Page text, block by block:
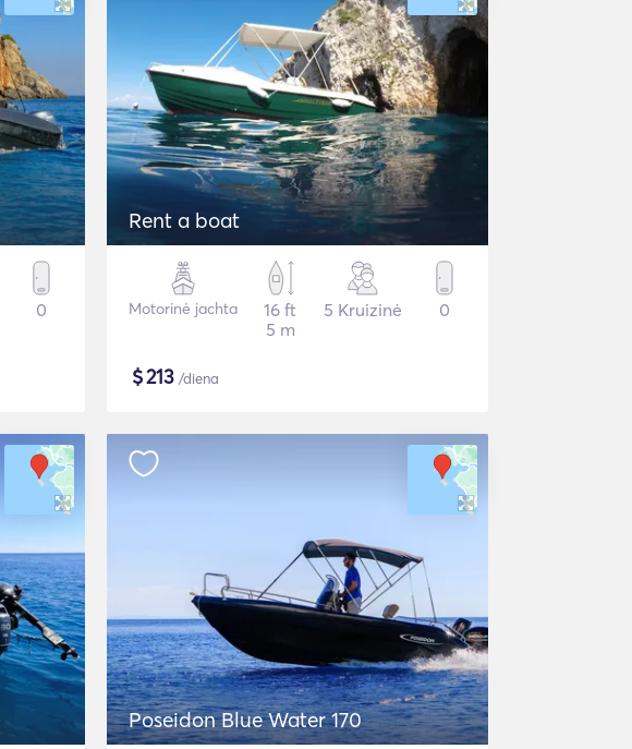
0
Rent a boat
Motorinė jachta
16 ft
5 m
5 Kruizinė 0
$213 /diena
Poseidon Blue Water 170